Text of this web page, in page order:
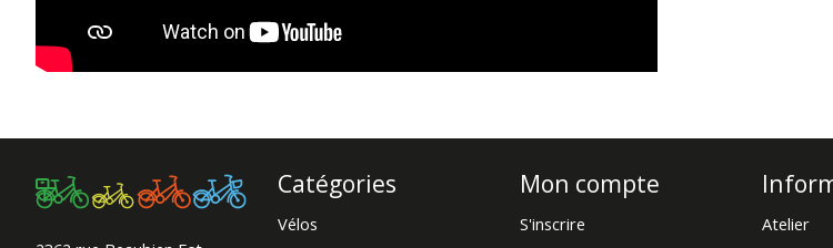
Catégories
Vélos
Mon compte
S'inscrire
Atelier